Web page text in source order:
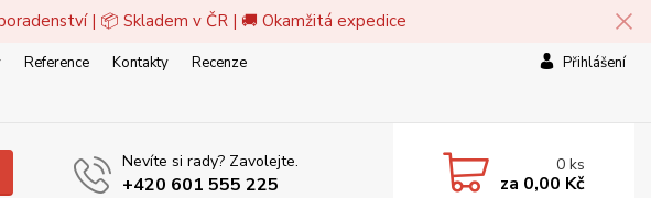
| 📦 Skladem v ČR | 🚚 Okamžitá expedice
Reference Kontakty
Recenze
Přihlášení
Nevíte si rady? Zavolejte.
+420 601 555 225
0 ks
za 0,00 Kč